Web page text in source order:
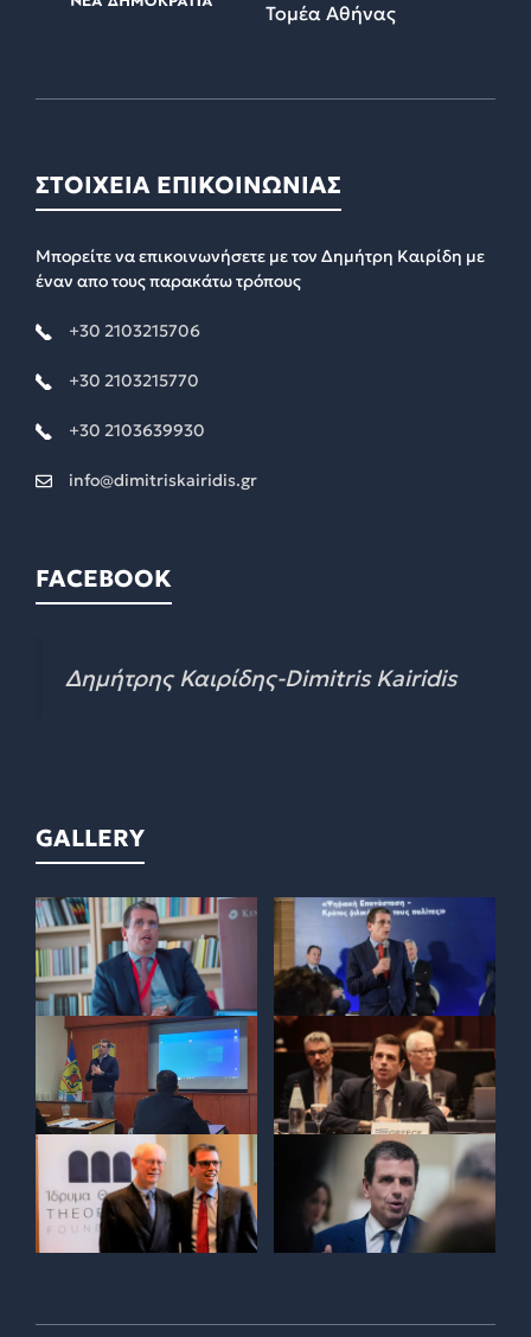
Τομέα Αθήνας
ΣΤΟΙΧΕΙΑ ΕΠΙΚΟΙΝΩΝΙΑΣ
Μπορείτε να επικοινωνήσετε με τον Δημήτρη Καιρίδη με
έναν απο τους παρακάτω τρόπους
+30 2103215706
+30 2103215770
+30 2103639930
info@dimitriskairidis.gr
FACEBOOK
Δημήτρης Καιρίδης-Dimitris Kairidis
GALLERY